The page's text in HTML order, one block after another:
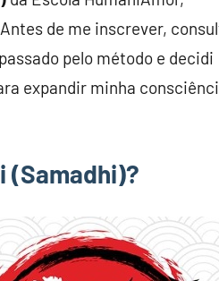
de me inscrever,
pelo método e decidi
expandir minha
(Samadhi)?